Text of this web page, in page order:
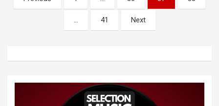
de
… 41 Next